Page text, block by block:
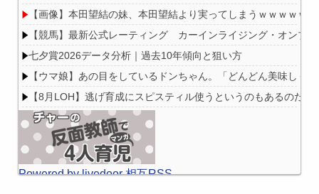
【画像】本田望結の妹、本田望結より実ってしまうｗｗｗｗｗ
【競馬】最新公式レーティング カーインライジング・オン
七夕賞2026データ分析｜過去10年傾向と狙い方
【ウマ娘】あの目をしているドンちゃん。「どんどん美味しく
【8月LOH】逃げ育成にスピスティル使うというのもあるのだな
Powered by livedoor 相互RSS